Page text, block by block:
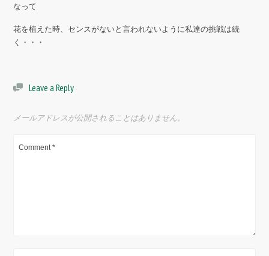
なって
花を植えた時、センスがないと言われないように私達の挑戦は続
く・・・
Leave a Reply
メールアドレスが公開されることはありません。